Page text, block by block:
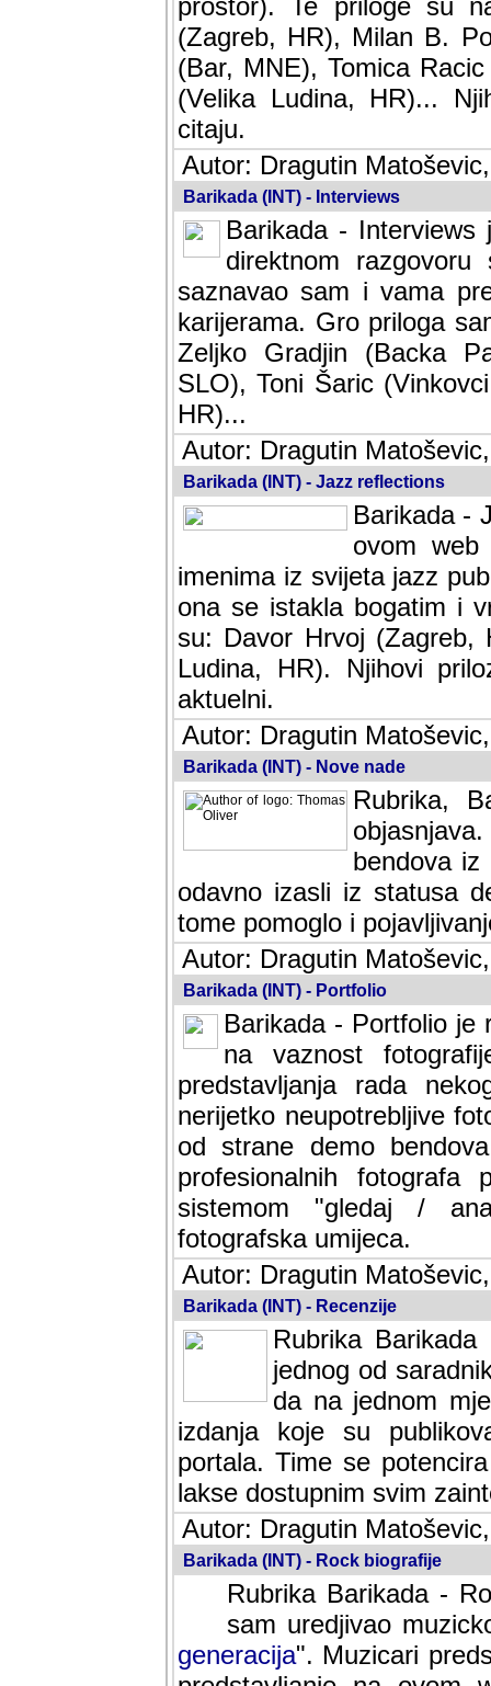
prostor). Te priloge su
(Zagreb, HR), Milan B.
(Bar, MNE), Tomica
(Velika Ludina, HR)...
citaju.
Autor: Dragutin
Barikada (INT) - Interviews
Barikada -
direktnom
saznavao sam i vama
karijerama. Gro priloga
Zeljko Gradjin (Backa
SLO), Toni Šaric
HR)...
Autor: Dragutin
Barikada (INT) - Jazz reflections
Barikada -
ovom web
imenima iz svijeta jazz
ona se istakla bogatim i
su: Davor Hrvoj (Zagreb,
Ludina, HR). Njihovi
aktuelni.
Autor: Dragutin
Barikada (INT) - Nove nade
Rubrika,
bendova
odavno izasli iz statusa
tome pomoglo i
Autor: Dragutin
Barikada (INT) - Portfolio
Barikada - Portfolio je
na vaznost
predstavljanja rada
nerijetko neupotrebljive
od strane demo
profesionalnih fotografa
sistemom "gledaj /
fotografska umijeca.
Autor: Dragutin
Barikada (INT) - Recenzije
Rubrika
jednog od
da na jednom
izdanja koje su
portala. Time se
lakse dostupnim svim
Autor: Dragutin
Barikada (INT) - Rock biografije
Rubrika Barikada -
sam uredjivao
generacija". Muzicari